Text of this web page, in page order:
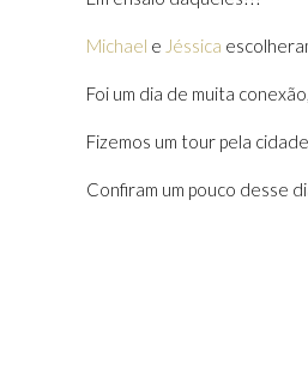
Michael e Jéssica
Foi um dia de muita
Fizemos um tour pela
Confiram um pouco desse